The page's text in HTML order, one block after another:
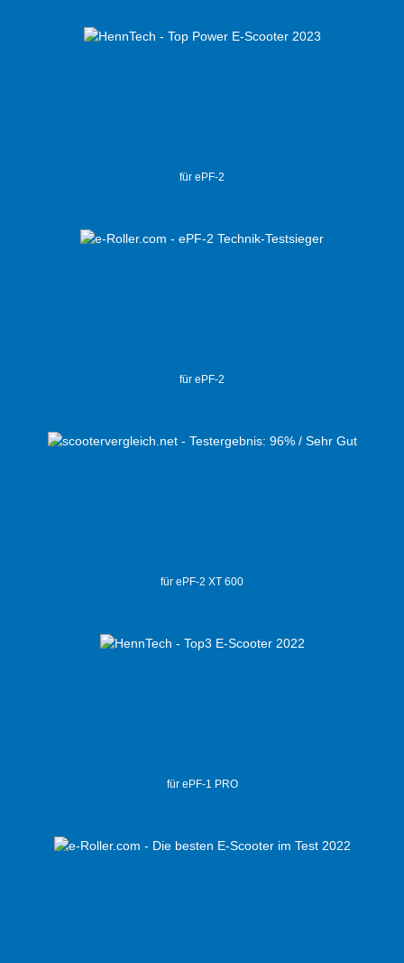
für ePF-2
für ePF-2
für ePF-2 XT 600
für ePF-1 PRO